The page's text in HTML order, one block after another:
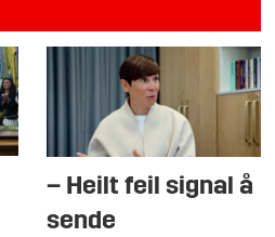
– Heilt feil signal å
sende